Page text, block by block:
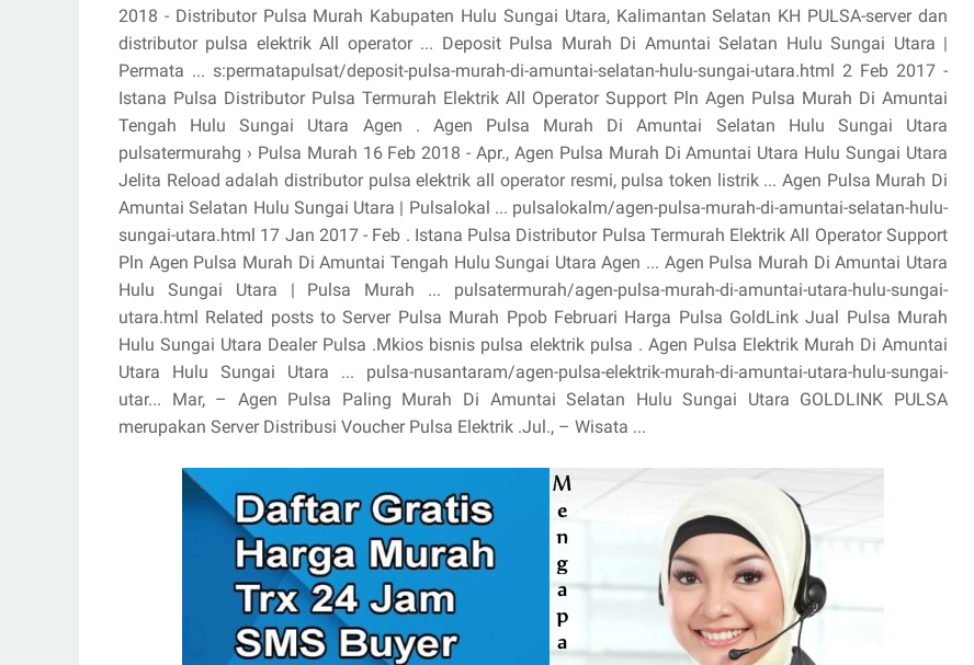
2018 - Distributor Pulsa Murah Kabupaten Hulu Sungai Utara, Kalimantan Selatan KH PULSA-server dan
distributor pulsa elektrik All operator ... Deposit Pulsa Murah Di Amuntai Selatan Hulu Sungai Utara |
Permata ... s:permatapulsat/deposit-pulsa-murah-di-amuntai-selatan-hulu-sungai-utara.html 2 Feb 2017 -
Istana Pulsa Distributor Pulsa Termurah Elektrik All Operator Support Pln Agen Pulsa Murah Di Amuntai
Tengah Hulu Sungai Utara Agen . Agen Pulsa Murah Di Amuntai Selatan Hulu Sungai Utara
pulsatermurahg › Pulsa Murah 16 Feb 2018 - Apr., Agen Pulsa Murah Di Amuntai Utara Hulu Sungai Utara
Jelita Reload adalah distributor pulsa elektrik all operator resmi, pulsa token listrik ... Agen Pulsa Murah Di
Amuntai Selatan Hulu Sungai Utara | Pulsalokal ... pulsalokalm/agen-pulsa-murah-di-amuntai-selatan-hulu-
sungai-utara.html 17 Jan 2017 - Feb . Istana Pulsa Distributor Pulsa Termurah Elektrik All Operator Support
Pln Agen Pulsa Murah Di Amuntai Tengah Hulu Sungai Utara Agen ... Agen Pulsa Murah Di Amuntai Utara
Hulu Sungai Utara | Pulsa Murah ... pulsatermurah/agen-pulsa-murah-di-amuntai-utara-hulu-sungai-
utara.html Related posts to Server Pulsa Murah Ppob Februari Harga Pulsa GoldLink Jual Pulsa Murah
Hulu Sungai Utara Dealer Pulsa .Mkios bisnis pulsa elektrik pulsa . Agen Pulsa Elektrik Murah Di Amuntai
Utara Hulu Sungai Utara ... pulsa-nusantaram/agen-pulsa-elektrik-murah-di-amuntai-utara-hulu-sungai-
utar... Mar, – Agen Pulsa Paling Murah Di Amuntai Selatan Hulu Sungai Utara GOLDLINK PULSA
merupakan Server Distribusi Voucher Pulsa Elektrik .Jul., – Wisata ...